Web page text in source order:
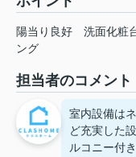
陽当り良好 洗面化粧
ング
担当者のコメント
室内設備は
ど充実した
ルコニー付